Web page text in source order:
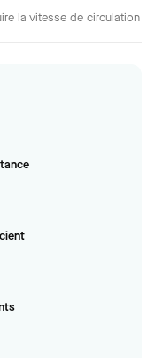
la vitesse de circulation